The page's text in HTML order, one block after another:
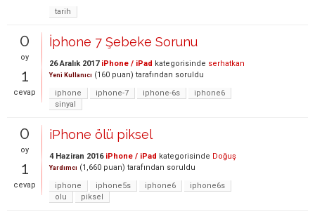
tarih
0
oy
1
cevap
İphone 7 Şebeke Sorunu
26 Aralık 2017 iPhone / iPad kategorisinde serhatkan
Yeni Kullanıcı (160 puan) tarafından soruldu
iphone
iphone-7 iphone-6s
iphone6
sinyal
0
oy
1
cevap
iPhone ölü piksel
4 Haziran 2016 iPhone / iPad kategorisinde Doğuş
Yardımcı (1,660 puan) tarafından soruldu
iphone
iphone5s iphone6
iphone6s
olu
piksel